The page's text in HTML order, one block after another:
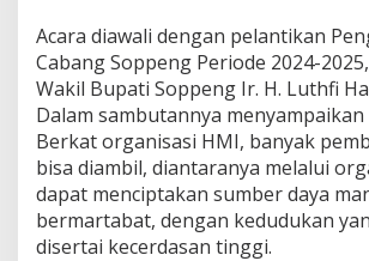
Acara diawali dengan pelantikan
Cabang Soppeng Periode 2024-
Wakil Bupati Soppeng Ir. H. Luthfi
Dalam sambutannya
Berkat organisasi HMI, banyak
bisa diambil, diantaranya melalui
dapat menciptakan sumber daya
bermartabat, dengan kedudukan
disertai kecerdasan tinggi.